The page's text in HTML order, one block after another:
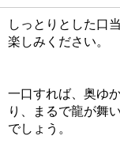
しっとりとした口
楽しみください。
一口すれば、奥ゆ
り、まるで龍が舞
でしょう。